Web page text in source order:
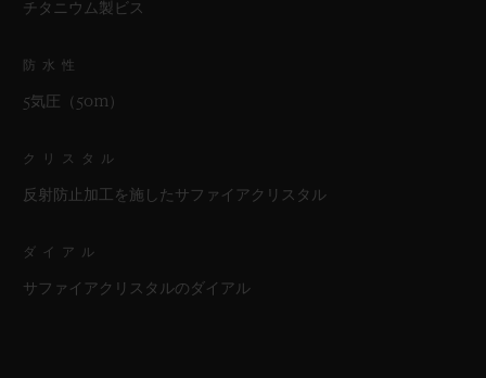
チタニウム製ビス
防水性
5気圧（50m）
クリスタル
反射防止加工を施したサファイアクリスタル
ダイアル
サファイアクリスタルのダイアル